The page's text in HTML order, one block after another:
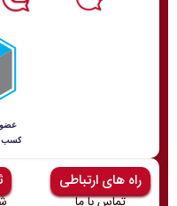
راه های ارتباطی